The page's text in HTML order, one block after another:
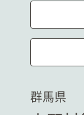
群馬県